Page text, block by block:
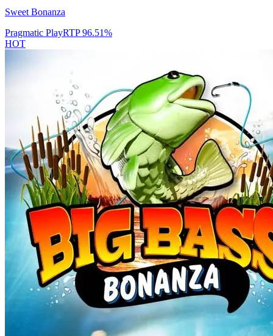
Sweet Bonanza
Pragmatic PlayRTP96.51%
HOT